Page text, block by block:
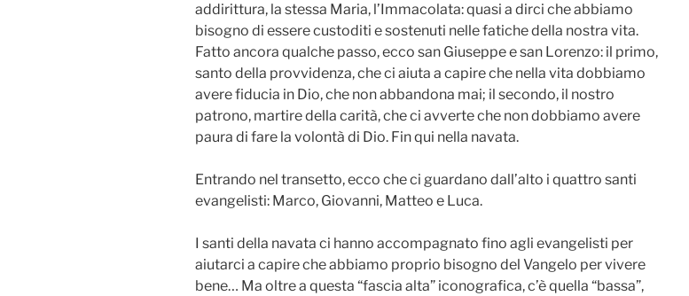
addirittura, la stessa Maria, l’Immacolata: quasi a dirci che abbiamo
bisogno di essere custoditi e sostenuti nelle fatiche della nostra vita.
Fatto ancora qualche passo, ecco san Giuseppe e san Lorenzo: il primo,
santo della provvidenza, che ci aiuta a capire che nella vita dobbiamo
avere fiducia in Dio, che non abbandona mai; il secondo, il nostro
patrono, martire della carità, che ci avverte che non dobbiamo avere
paura di fare la volontà di Dio. Fin qui nella navata.
Entrando nel transetto, ecco che ci guardano dall’alto i quattro santi
evangelisti: Marco, Giovanni, Matteo e Luca.
I santi della navata ci hanno accompagnato fino agli evangelisti per
aiutarci a capire che abbiamo proprio bisogno del Vangelo per vivere
bene… Ma oltre a questa “fascia alta” iconografica, c’è quella “bassa”,